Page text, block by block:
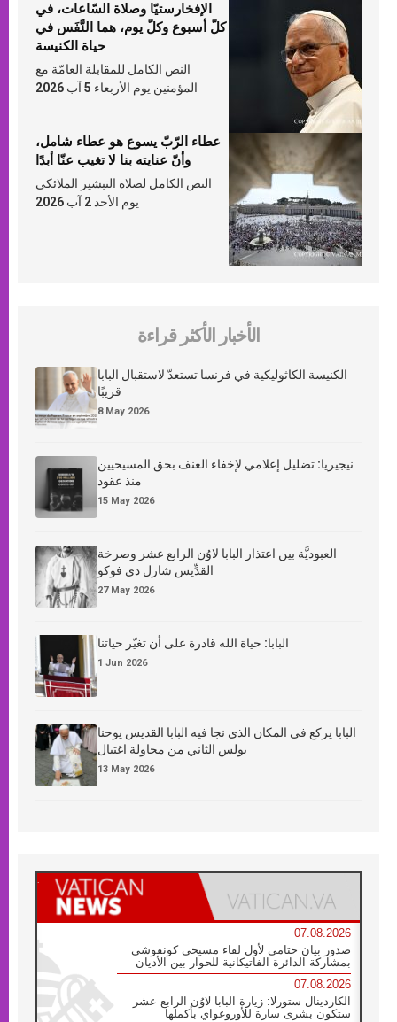
الإفخارستيّا وصلاة السّاعات، في
كلّ أسبوع وكلّ يوم، هما النَّفَس في
حياة الكنيسة
النص الكامل للمقابلة العامّة مع
المؤمنين يوم الأربعاء 5 آب 2026
عطاء الرّبّ يسوع هو عطاء شامل،
وأنّ عنايته بنا لا تغيب عنّا أبدًا
النص الكامل لصلاة التبشير الملائكي
يوم الأحد 2 آب 2026
الأخبار الأكثر قراءة
الكنيسة الكاثوليكية في فرنسا تستعدّ لاستقبال البابا
قريبًا
8 May 2026
نيجيريا: تضليل إعلامي لإخفاء العنف بحق المسيحيين
منذ عقود
15 May 2026
العبوديَّة بين اعتذار البابا لاوُن الرابع عشر وصرخة
القدِّيس شارل دي فوكو
27 May 2026
البابا: حياة الله قادرة على أن تغيّر حياتنا
1 Jun 2026
البابا يركع في المكان الذي نجا فيه البابا القديس يوحنا
بولس الثاني من محاولة اغتيال
13 May 2026
07.08.2026
صدور بيان ختامي لأول لقاء مسيحي كونفوشي
بمشاركة الدائرة الفاتيكانية للحوار بين الأديان
07.08.2026
الكاردينال ستورلا: زيارة البابا لاوُن الرابع عشر
ستكون بشرى سارة للأوروغواي بأكملها